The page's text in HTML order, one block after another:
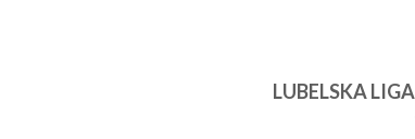
LUBELSKA